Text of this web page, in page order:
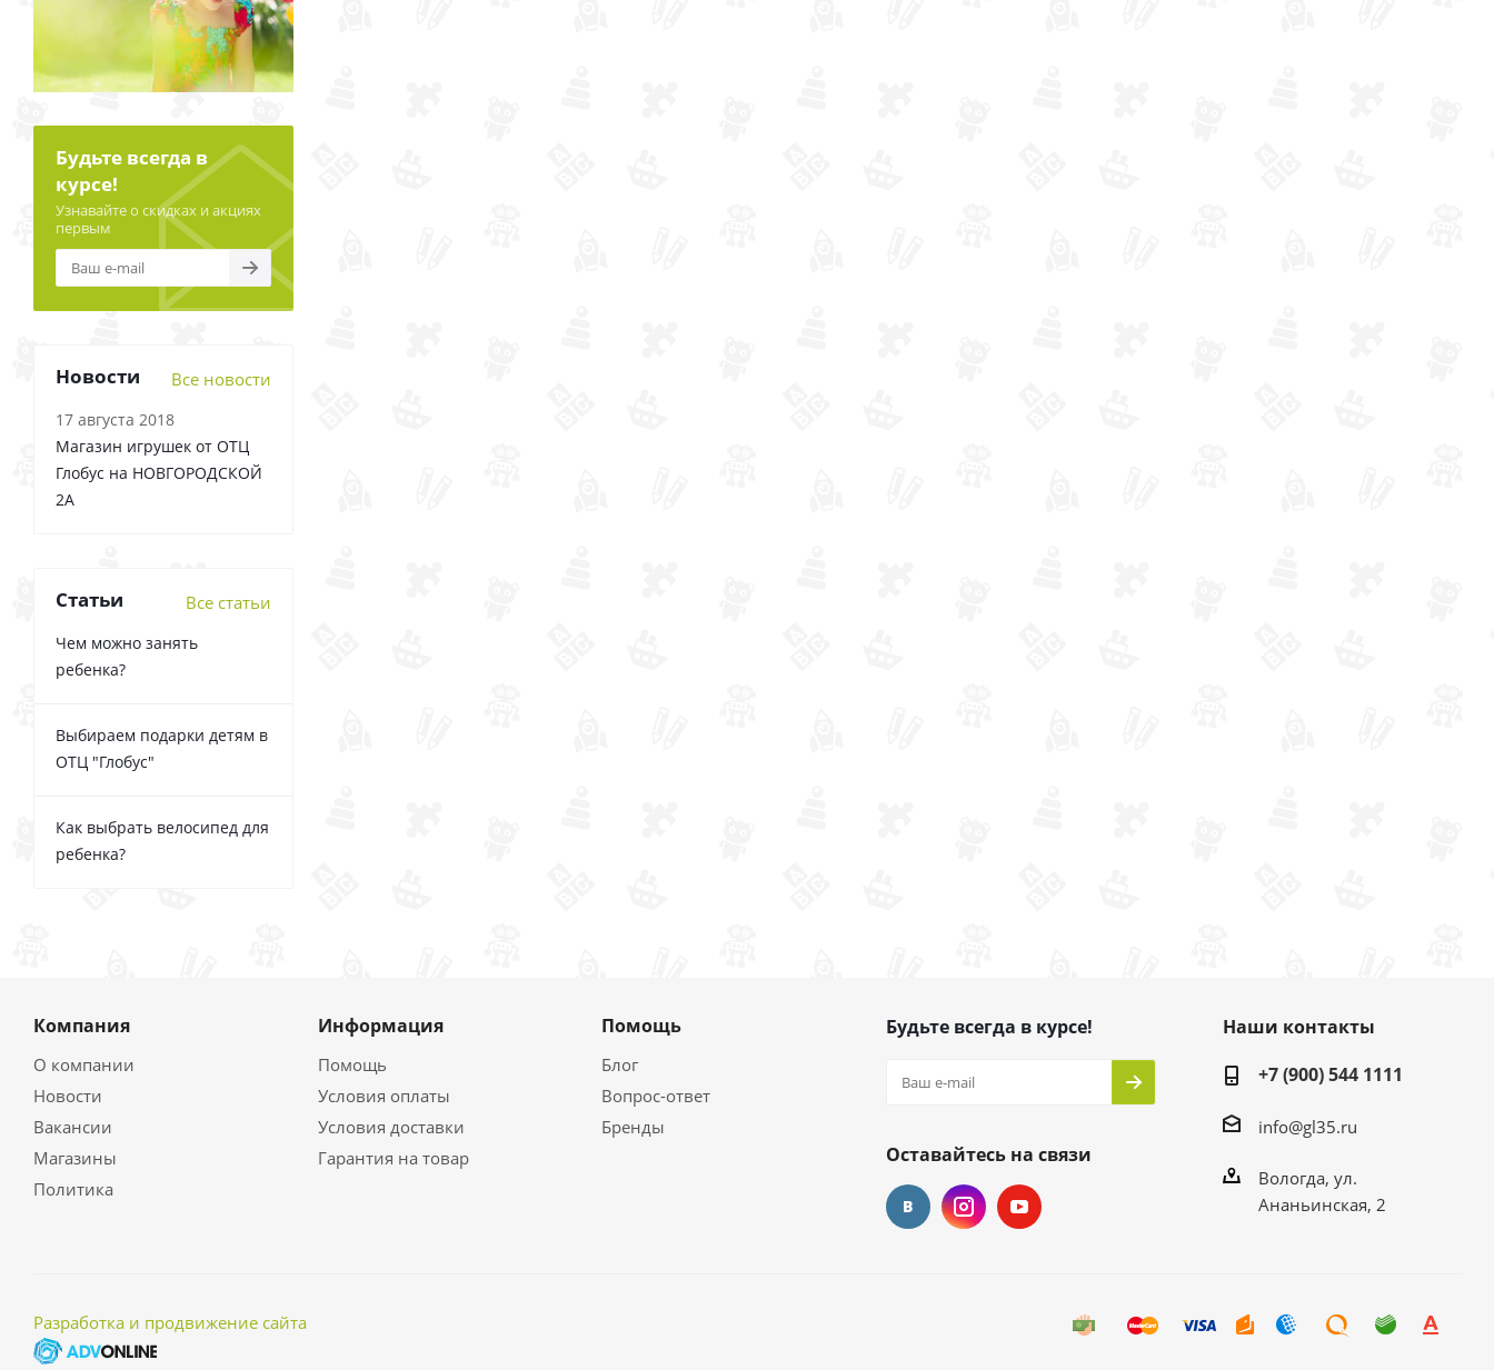
Будьте всегда в
курсе!
Узнавайте о скидках и акциях
первым
Новости Все новости
17 августа 2018
Магазин игрушек от ОТЦ
Глобус на НОВГОРОДСКОЙ
2А
Статьи Все статьи
Чем можно занять
ребенка?
Выбираем подарки детям в
ОТЦ "Глобус"
Как выбрать велосипед для
ребенка?
Компания
О компании
Новости
Вакансии
Магазины
Политика
Информация
Помощь
Условия оплаты
Условия доставки
Гарантия на товар
Помощь
Блог
Вопрос-ответ
Бренды
Будьте всегда в курсе!
Оставайтесь на связи
Наши контакты
+7 (900) 544 1111
info@gl35.ru
Вологда, ул.
Ананьинская, 2
Разработка и продвижение сайта